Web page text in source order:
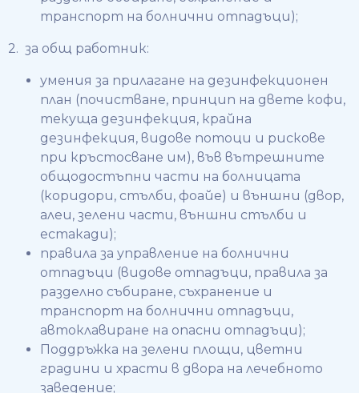
транспорт на болнични отпадъци);
2. за общ работник:
умения за прилагане на дезинфекционен
план (почистване, принцип на двете кофи,
текуща дезинфекция, крайна
дезинфекция, видове потоци и рискове
при кръстосване им), във вътрешните
общодостъпни части на болницата
(коридори, стълби, фоайе) и външни (двор,
алеи, зелени части, външни стълби и
естакади);
правила за управление на болнични
отпадъци (видове отпадъци, правила за
разделно събиране, съхранение и
транспорт на болнични отпадъци,
автоклавиране на опасни отпадъци);
Поддръжка на зелени площи, цветни
градини и храсти в двора на лечебното
заведение;